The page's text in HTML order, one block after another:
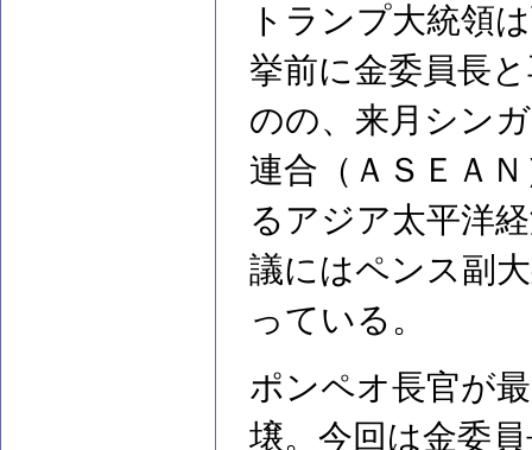
トランプ大統領
挙前に金委員長
のの、来月シン
連合（ＡＳＥＡ
るアジア太平洋
議にはペンス副
っている。
ポンペオ長官が
壌。今回は金委